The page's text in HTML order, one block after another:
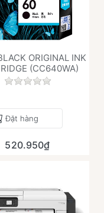
sản phẩm này.
ORIGINAL INK
(CC640WA)
Chưa có đánh giá
Đặt hàng
520.950₫